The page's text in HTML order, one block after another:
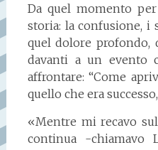
Da quel momento
storia: la confusione, i
quel dolore profondo,
davanti a un evento
affrontare: “Come
quello che era
«Mentre mi recavo
continua -chiamavo